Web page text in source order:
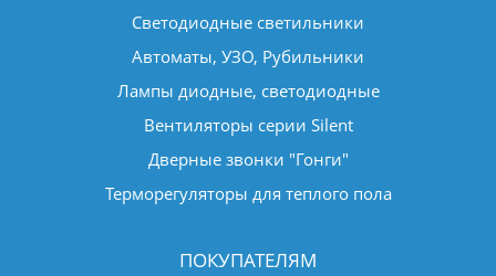
Светодиодные светильники
Автоматы, УЗО, Рубильники
Лампы диодные, светодиодные
Вентиляторы серии Silent
Дверные звонки "Гонги"
Терморегуляторы для теплого пола
ПОКУПАТЕЛЯМ